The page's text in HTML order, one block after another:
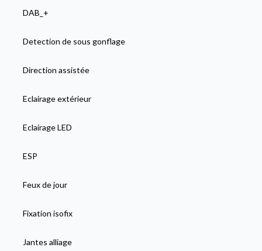
DAB_+
Detection de sous gonflage
Direction assistée
Eclairage extérieur
Eclairage LED
ESP
Feux de jour
Fixation isofix
Jantes alliage